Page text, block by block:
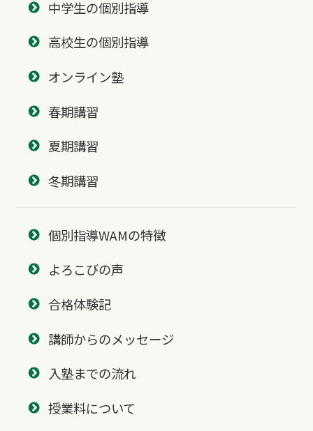
中学生の個別指導
高校生の個別指導
オンライン塾
春期講習
夏期講習
冬期講習
個別指導WAMの特徴
よろこびの声
合格体験記
講師からのメッセージ
入塾までの流れ
授業料について